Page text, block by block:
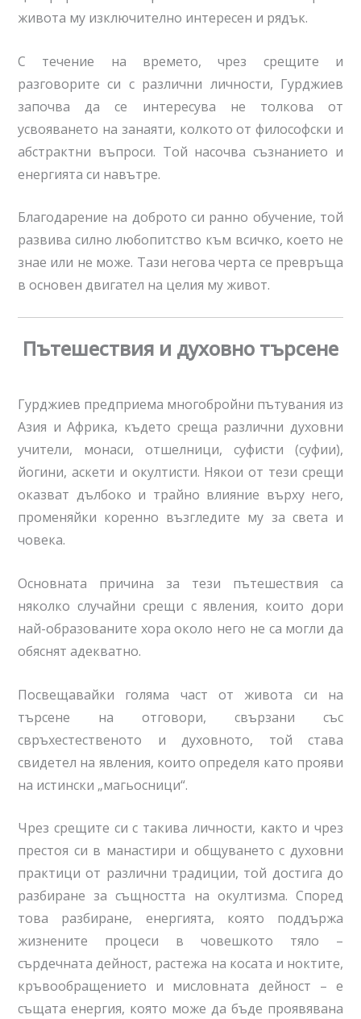
живота му изключително интересен и рядък.
С течение на времето, чрез срещите и
разговорите си с различни личности, Гурджиев
започва да се интересува не толкова от
усвояването на занаяти, колкото от философски и
абстрактни въпроси. Той насочва съзнанието и
енергията си навътре.
Благодарение на доброто си ранно обучение, той
развива силно любопитство към всичко, което не
знае или не може. Тази негова черта се превръща
в основен двигател на целия му живот.
Пътешествия и духовно търсене
Гурджиев предприема многобройни пътувания из
Азия и Африка, където среща различни духовни
учители, монаси, отшелници, суфисти (суфии),
йогини, аскети и окултисти. Някои от тези срещи
оказват дълбоко и трайно влияние върху него,
променяйки коренно възгледите му за света и
човека.
Основната причина за тези пътешествия са
няколко случайни срещи с явления, които дори
най-образованите хора около него не са могли да
обяснят адекватно.
Посвещавайки голяма част от живота си на
търсене на отговори, свързани със
свръхестественото и духовното, той става
свидетел на явления, които определя като прояви
на истински „магьосници“.
Чрез срещите си с такива личности, както и чрез
престоя си в манастири и общуването с духовни
практици от различни традиции, той достига до
разбиране за същността на окултизма. Според
това разбиране, енергията, която поддържа
жизнените процеси в човешкото тяло –
сърдечната дейност, растежа на косата и ноктите,
кръвообращението и мисловната дейност – е
същата енергия, която може да бъде проявявана